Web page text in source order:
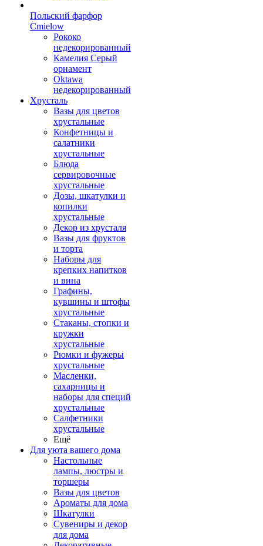
Польский фарфор
Сmielow
Рококо
недекорированный
Камелия Серый
орнамент
Oktawa
недекорированный
Хрусталь
Вазы для цветов
хрустальные
Конфетницы и
салатники
хрустальные
Блюда
сервировочные
хрустальные
Дозы, шкатулки и
копилки
хрустальные
Декор из хрусталя
Вазы для фруктов
и торта
Наборы для
крепких напитков
и вина
Графины,
кувшины и штофы
хрустальные
Стаканы, стопки и
кружки
хрустальные
Рюмки и фужеры
хрустальные
Масленки,
сахарницы и
наборы для специй
хрустальные
Салфетники
хрустальные
Ещё
Для уюта вашего дома
Настольные
лампы, люстры и
торшеры
Вазы для цветов
Ароматы для дома
Шкатулки
Сувениры и декор
для дома